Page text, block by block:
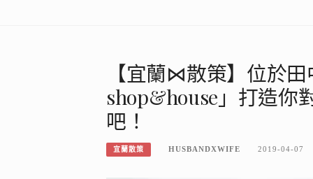
【宜蘭⋈散策】位於
shop&house」打造你
吧！
宜蘭散策 HUSBANDXWIFE 2019-04-07